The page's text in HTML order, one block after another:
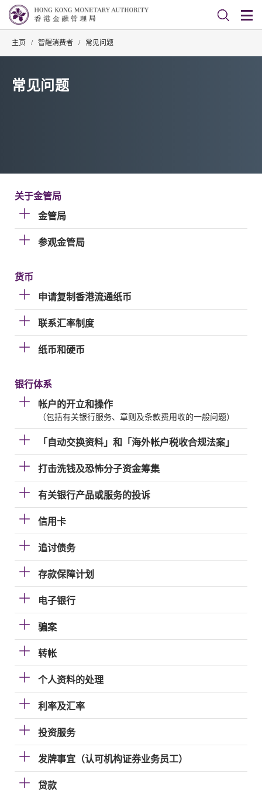
主页 / 智醒消费者 / 常见问题
常见问题
关于金管局
金管局
参观金管局
货币
申请复制香港流通纸币
联系汇率制度
纸币和硬币
银行体系
帐户的开立和操作
（包括有关银行服务、章则及条款费用收的一般问题）
「自动交换资料」和「海外帐户税收合规法案」
打击洗钱及恐怖分子资金筹集
有关银行产品或服务的投诉
信用卡
追讨债务
存款保障计划
电子银行
骗案
转帐
个人资料的处理
利率及汇率
投资服务
发牌事宜（认可机构证券业务员工）
贷款